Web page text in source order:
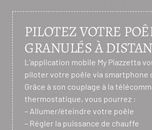
PILOTEZ VOTRE
GRANULÉS À
L’application mobile My Piazzetta
piloter votre poêle via smartphone
Grâce à son couplage à la
thermostatique, vous pourrez :
– Allumer/éteindre votre poêle
– Régler la puissance de chauffe